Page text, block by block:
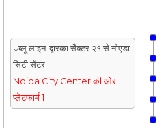
↓ब्लू लाइन-द्वारका सैक्टर २१ से नोएडा
सिटी सेंटर
Noida City Center की ओर
प्लेटफार्म 1